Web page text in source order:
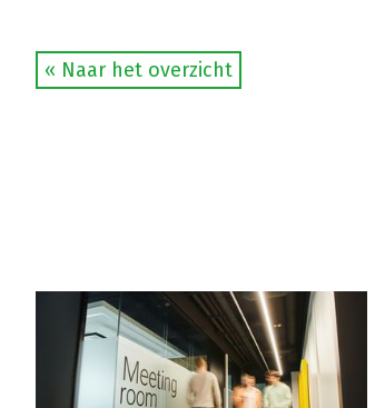
« Naar het overzicht